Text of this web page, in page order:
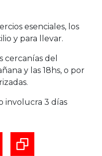
esenciales, los
y para llevar.
cercanías del
y las 18hs, o por
involucra 3 días